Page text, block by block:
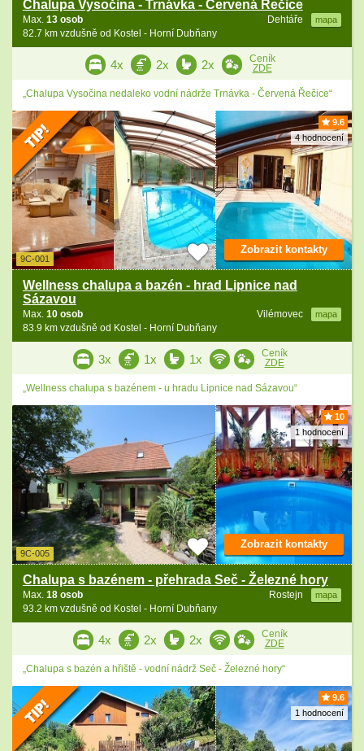
Chalupa Vysočina - Trnávka - Červená Řečice
Dehtáře mapa
Max. 13 osob
82.7 km vzdušně od Kostel - Horní Dubňany
4x 2x 2x
Ceník
ZDE
„Chalupa Vysočina nedaleko vodní nádrže Trnávka - Červená Řečice“
9.6
4 hodnocení
9C-001
Wellness chalupa a bazén - hrad Lipnice nad
Sázavou
Vilémovec mapa
Max. 10 osob
83.9 km vzdušně od Kostel - Horní Dubňany
Zobrazit kontakty
3x 1x 1x
Ceník
ZDE
„Wellness chalupa s bazénem - u hradu Lipnice nad Sázavou“
10
1 hodnocení
9C-005
Chalupa s bazénem - přehrada Seč - Železné hory
Rostejn mapa
Max. 18 osob
93.2 km vzdušně od Kostel - Horní Dubňany
Zobrazit kontakty
4x 2x 2x
Ceník
ZDE
„Chalupa s bazén a hřiště - vodní nádrž Seč - Železné hory“
9.6
1 hodnocení